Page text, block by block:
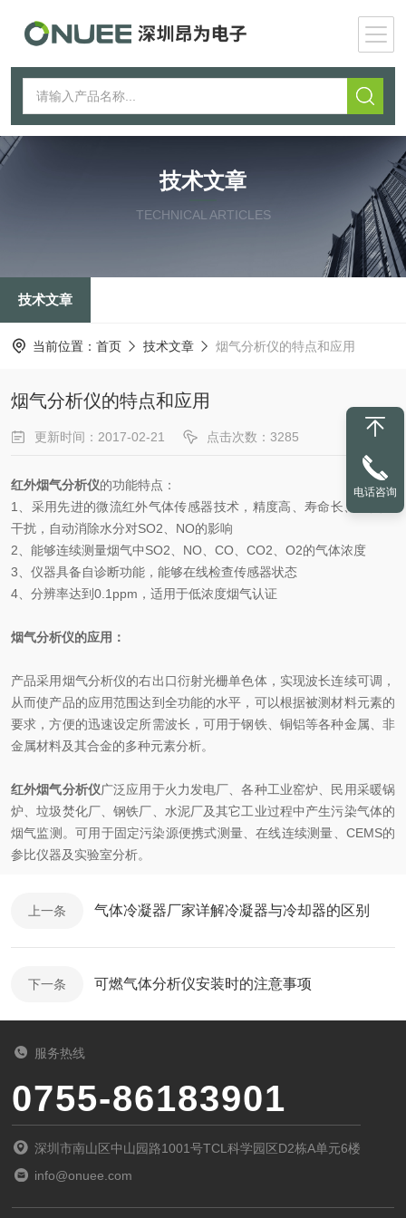
技术文章
TECHNICAL ARTICLES
技术文章
当前位置： 首页 技术文章 烟气分析仪的特点和应用
烟气分析仪的特点和应用
更新时间：2017-02-21 点击次数：3285
红外烟气分析仪的功能特点：
1、采用先进的微流红外气体传感器技术，精度高、寿命长、无交叉
干扰，自动消除水分对SO2、NO的影响
2、能够连续测量烟气中SO2、NO、CO、CO2、O2的气体浓度
3、仪器具备自诊断功能，能够在线检查传感器状态
4、分辨率达到0.1ppm，适用于低浓度烟气认证
烟气分析仪的应用：
产品采用烟气分析仪的右出口衍射光栅单色体，实现波长连续可调，
从而使产品的应用范围达到全功能的水平，可以根据被测材料元素的
要求，方便的迅速设定所需波长，可用于钢铁、铜铝等各种金属、非
金属材料及其合金的多种元素分析。
红外烟气分析仪广泛应用于火力发电厂、各种工业窑炉、民用采暖锅
炉、垃圾焚化厂、钢铁厂、水泥厂及其它工业过程中产生污染气体的
烟气监测。可用于固定污染源便携式测量、在线连续测量、CEMS的
参比仪器及实验室分析。
上一条 气体冷凝器厂家详解冷凝器与冷却器的区别
下一条 可燃气体分析仪安装时的注意事项
服务热线
0755-86183901
深圳市南山区中山园路1001号TCL科学园区D2栋A单元6楼
info@onuee.com
电话咨询